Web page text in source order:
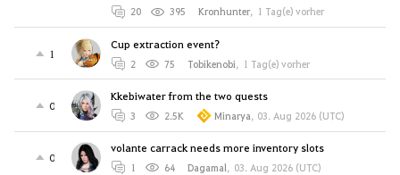
20 395 Kronhunter, 1 Tag(e) vorher
1
Cup extraction event?
2 75 Tobikenobi, 1 Tag(e) vorher
0
Kkebiwater from the two quests
3 2.5K Minarya, 03. Aug 2026 (UTC)
0
volante carrack needs more inventory slots
1 64 Dagamal, 03. Aug 2026 (UTC)